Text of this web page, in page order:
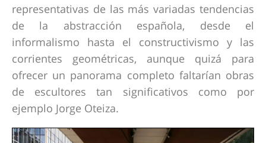
representativas de las más variadas tendencias
de la abstracción española, desde el
informalismo hasta el constructivismo y las
corrientes geométricas, aunque quizá para
ofrecer un panorama completo faltarían obras
de escultores tan significativos como por
ejemplo Jorge Oteiza.